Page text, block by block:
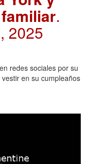
.
2025
redes sociales por su
en su cumpleaños